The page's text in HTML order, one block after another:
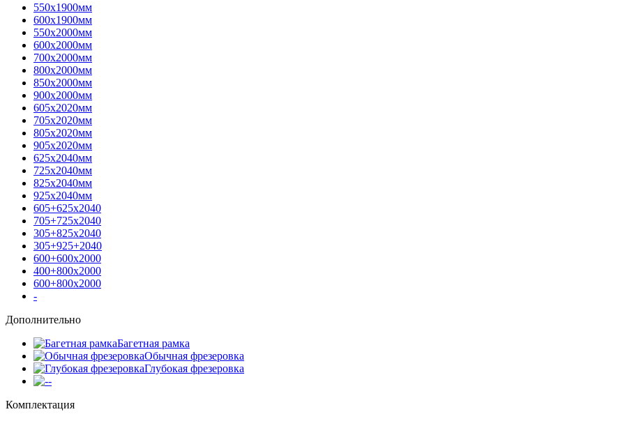
550х1900мм
600х1900мм
550х2000мм
600х2000мм
700х2000мм
800х2000мм
850х2000мм
900х2000мм
605х2020мм
705х2020мм
805х2020мм
905х2020мм
625х2040мм
725х2040мм
825х2040мм
925х2040мм
605+625х2040
705+725х2040
305+825х2040
305+925+2040
600+600х2000
400+800х2000
600+800х2000
-
Дополнительно
Багетная рамка
Обычная фрезеровка
Глубокая фрезеровка
-
Комплектация